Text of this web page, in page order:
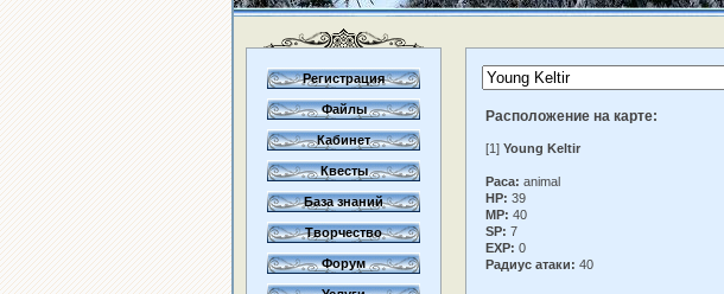
Регистрация
Файлы
Кабинет
Квесты
База знаний
Творчество
Форум
Расположение на карте:
[1] Young Keltir
Раса: animal
HP: 39
MP: 40
SP: 7
EXP: 0
Радиус атаки: 40